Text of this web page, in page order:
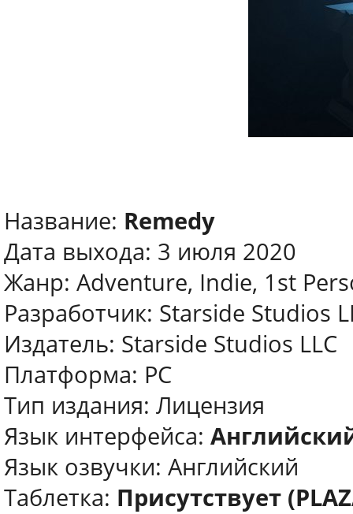
Название: Remedy
Дата выхода: 3 июля 2020
Жанр: Adventure, Indie, 1st
Разработчик: Starside Studios
Издатель: Starside Studios LLC
Платформа: PC
Тип издания: Лицензия
Язык интерфейса:
Язык озвучки: Английский
Таблетка: Присутствует